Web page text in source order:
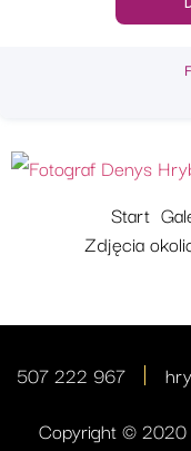
Start
Zdjęcia
Copyright © 2020
507 222 967